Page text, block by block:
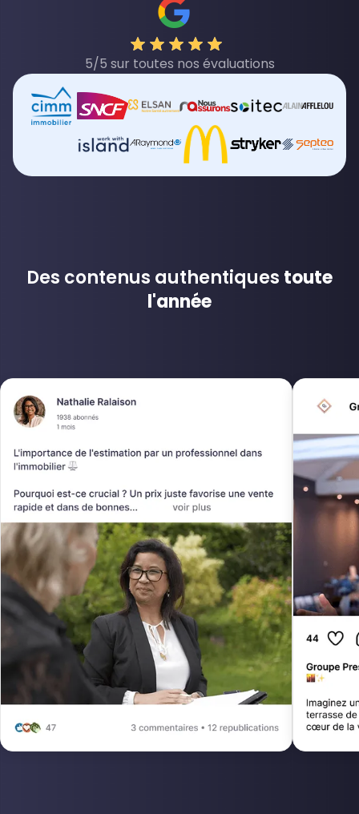
5/5 sur toutes nos évaluations
Des contenus authentiques toute
l'année